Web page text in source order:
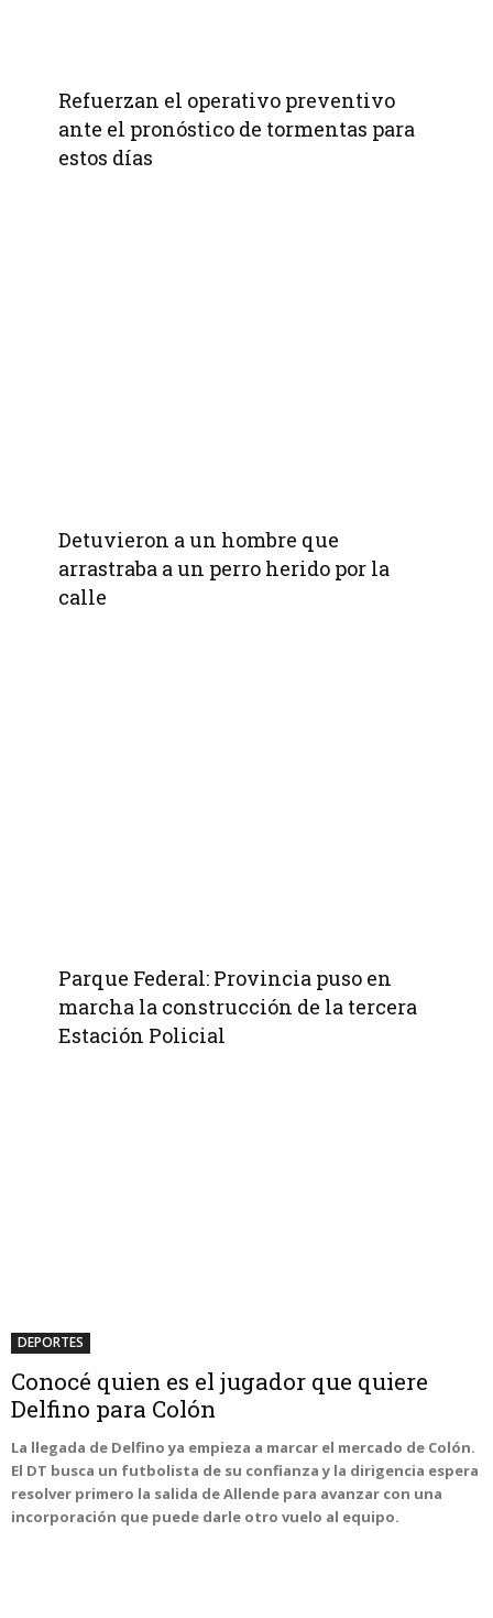
Refuerzan el operativo preventivo
ante el pronóstico de tormentas para
estos días
Detuvieron a un hombre que
arrastraba a un perro herido por la
calle
Parque Federal: Provincia puso en
marcha la construcción de la tercera
Estación Policial
DEPORTES
Conocé quien es el jugador que quiere
Delfino para Colón
La llegada de Delfino ya empieza a marcar el mercado de Colón.
El DT busca un futbolista de su confianza y la dirigencia espera
resolver primero la salida de Allende para avanzar con una
incorporación que puede darle otro vuelo al equipo.